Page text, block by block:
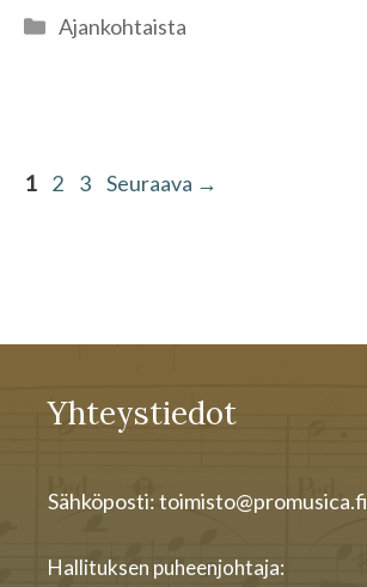
Kategoriat
Ajankohtaista
Sivu
1 Sivu
2 Sivu
3 Seuraava →
Yhteystiedot
Sähköposti: toimisto@promusica.fi
Hallituksen puheenjohtaja: